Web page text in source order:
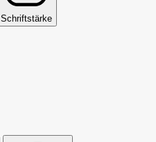
Schriftstärke